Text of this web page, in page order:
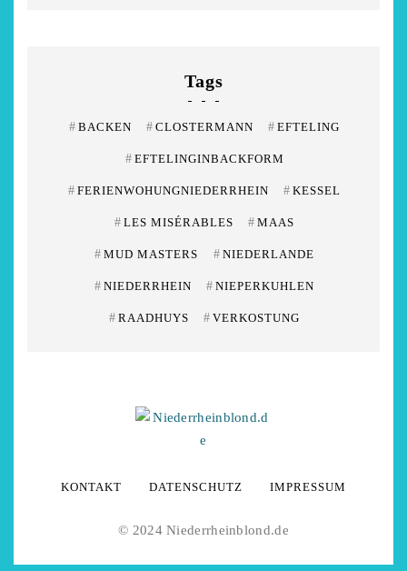
Tags
# BACKEN # CLOSTERMANN # EFTELING
# EFTELINGINBACKFORM
# FERIENWOHUNGNIEDERRHEIN # KESSEL
# LES MISÉRABLES # MAAS
# MUD MASTERS # NIEDERLANDE
# NIEDERRHEIN # NIEPERKUHLEN
# RAADHUYS # VERKOSTUNG
KONTAKT DATENSCHUTZ IMPRESSUM
© 2024 Niederrheinblond.de